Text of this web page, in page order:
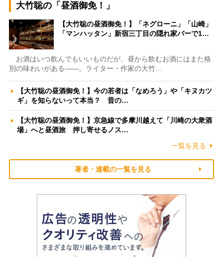
大竹聡の「昼酒御免！」
【大竹聡の昼酒御免！】「ネグローニ」「山崎」
「マンハッタン」新宿三丁目の隠れ家バーで1…
お酒はいつ飲んでもいいものだが、昼から飲むお酒にはまた格
別の味わいがある――。ライター・作家の大竹…
【大竹聡の昼酒御免！】今の若者は「なめろう」や「キヌカツ
ギ」を知らないって本当？ 昔の…
【大竹聡の昼酒御免！】京急線で多摩川越えて「川崎の大衆酒
場」へと昼酒旅 押し寄せるノス…
一覧を見る
著者・連載の一覧を見る